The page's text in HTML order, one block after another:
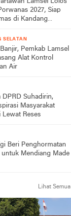
2027, Siap
di Kandang
SELATAN
Pemkab Lamsel
Alat Kontrol
Air
DPRD Suhadirin,
Masyarakat
Lewat Reses
Beri Penghormatan
untuk Mendiang Made
Lihat Semua